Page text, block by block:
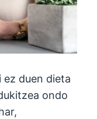
ez duen dieta
ondo